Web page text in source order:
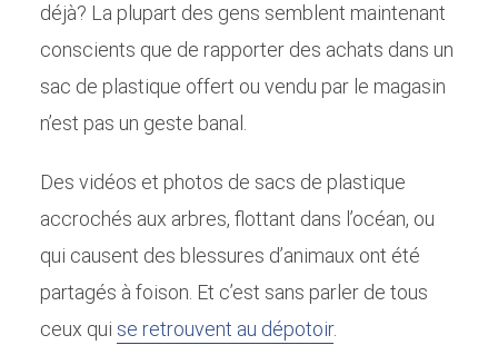
déjà? La plupart des gens semblent maintenant
conscients que de rapporter des achats dans un
sac de plastique offert ou vendu par le magasin
n’est pas un geste banal.
Des vidéos et photos de sacs de plastique
accrochés aux arbres, flottant dans l’océan, ou
qui causent des blessures d’animaux ont été
partagés à foison. Et c’est sans parler de tous
ceux qui se retrouvent au dépotoir.